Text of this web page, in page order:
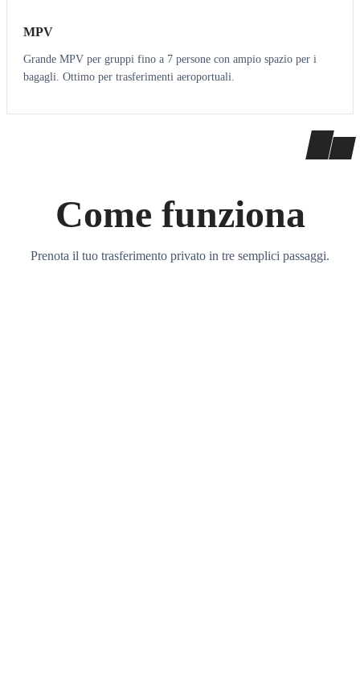
MPV
Grande MPV per gruppi fino a 7 persone con ampio spazio per i
bagagli. Ottimo per trasferimenti aeroportuali.
Come funziona
Prenota il tuo trasferimento privato in tre semplici passaggi.